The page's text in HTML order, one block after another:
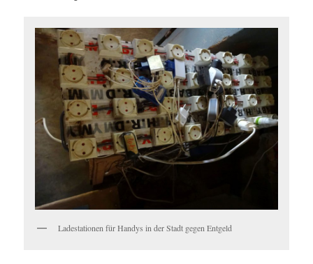
Ladestationen für Handys in der Stadt gegen Entgeld